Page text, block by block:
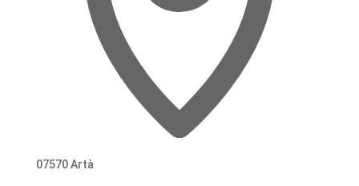
07570 Artà